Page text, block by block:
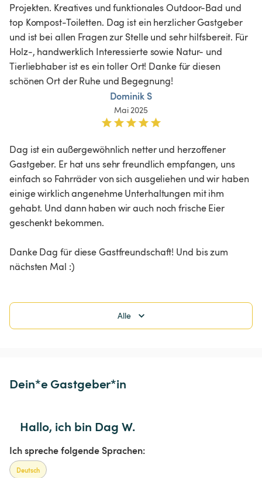
Projekten. Kreatives und funktionales Outdoor-Bad und
top Kompost-Toiletten. Dag ist ein herzlicher Gastgeber
und ist bei allen Fragen zur Stelle und sehr hilfsbereit. Für
Holz-, handwerklich Interessierte sowie Natur- und
Tierliebhaber ist es ein toller Ort! Danke für diesen
schönen Ort der Ruhe und Begegnung!
Dominik S
Mai 2025
Dag ist ein außergewöhnlich netter und herzoffener
Gastgeber. Er hat uns sehr freundlich empfangen, uns
einfach so Fahrräder von sich ausgeliehen und wir haben
einige wirklich angenehme Unterhaltungen mit ihm
gehabt. Und dann haben wir auch noch frische Eier
geschenkt bekommen.
Danke Dag für diese Gastfreundschaft! Und bis zum
nächsten Mal :)
Alle
Dein*e Gastgeber*in
Hallo, ich bin Dag W.
Ich spreche folgende Sprachen:
Deutsch